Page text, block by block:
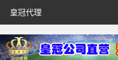
皇冠代理